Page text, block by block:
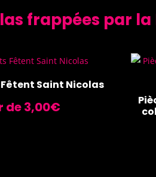
frappées par
Fêtent Saint Nicolas
de3,00€